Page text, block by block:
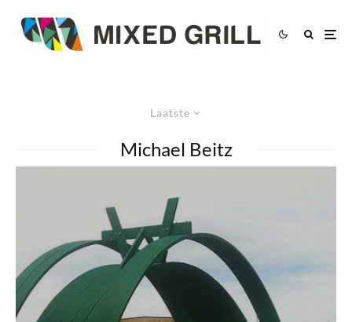
Laatste
Michael Beitz